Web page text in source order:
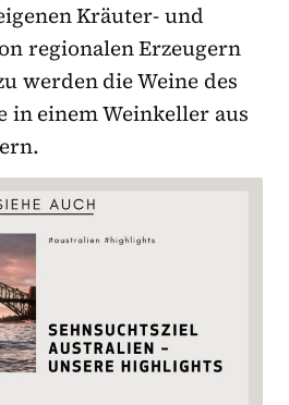
Kräuter- und
regionalen Erzeugern
werden die Weine des
in einem Weinkeller aus